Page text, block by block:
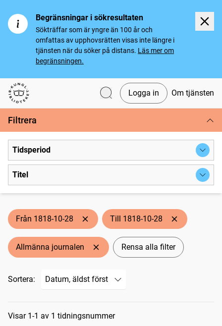
Begränsningar i sökresultaten
Sökträffar som är yngre än 100 år och
omfattas av upphovsrätten visas inte längre i
tjänsten när du söker på distans. Läs mer om
begränsningen.
Svenska tidningar
Logga in Om tjänsten
Filtrera
Tidsperiod
Titel
Från 1818-10-28 Till 1818-10-28
Allmänna journalen Rensa alla filter
Sortera:
Sökresultat
Visar 1-1 av 1 tidningsnummer